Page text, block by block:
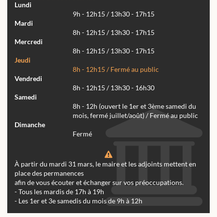
Lundi
9h - 12h15 / 13h30 - 17h15
Mardi
8h - 12h15 / 13h30 - 17h15
Mercredi
8h - 12h15 / 13h30 - 17h15
Jeudi
8h - 12h15 / Fermé au public
Vendredi
8h - 12h15 / 13h30 - 16h30
Samedi
8h - 12h (ouvert le 1er et 3ème samedi du
mois, fermé juillet/août) / Fermé au public
Dimanche
Fermé
À partir du mardi 31 mars, le maire et les adjoints mettent en
place des permanences
afin de vous écouter et échanger sur vos préoccupations.
- Tous les mardis de 17h à 19h
- Les 1er et 3e samedis du mois de 9h à 12h